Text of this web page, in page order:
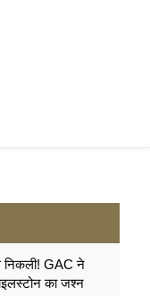
निकली! GAC ने
का जश्न